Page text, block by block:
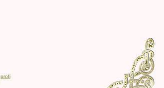
profi